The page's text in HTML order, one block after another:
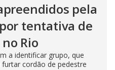
pela
tentativa de
Rio
a identificar grupo, que
cordão de pedestre